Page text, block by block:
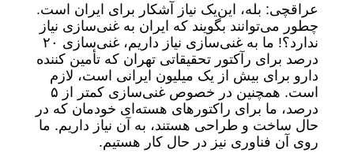
عراقچی: بله، این‌یک نیاز آشکار برای ایران است.
چطور می‌توانند بگویند که ایران به غنی‌سازی نیاز
ندارد؟! ما به غنی‌سازی نیاز داریم، غنی‌سازی ۲۰
درصد برای رآکتور تحقیقاتی تهران که تأمین کننده
دارو برای بیش از یک میلیون ایرانی است، لازم
است. همچنین در خصوص غنی‌سازی کمتر از ۵
درصد، ما برای راکتورهای هسته‌ای خودمان که در
حال ساخت و طراحی هستند، به آن نیاز داریم. ما
روی آن فناوری نیز در حال کار هستیم.